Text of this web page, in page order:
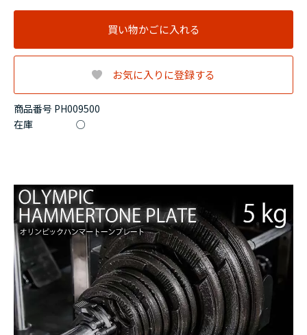
商品番号 PH009500
在庫 ○
買い物かごに入れる
お気に入りに登録する